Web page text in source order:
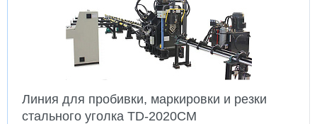
Линия для пробивки, маркировки и резки
стального уголка TD-2020CM